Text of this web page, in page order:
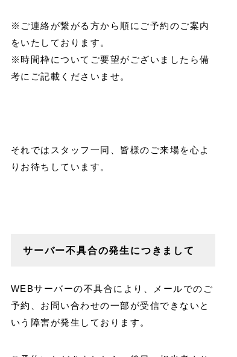
※ご連絡が繋がる方から順にご予約のご案内
をいたしております。
※時間枠についてご要望がございましたら備
考にご記載くださいませ。
それではスタッフ一同、皆様のご来場を心よ
りお待ちしています。
サーバー不具合の発生につきまして
WEBサーバーの不具合により、メールでのご
予約、お問い合わせの一部が受信できないと
いう障害が発生しております。